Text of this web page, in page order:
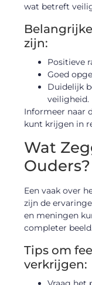
wat betreft
zijn:
Positieve
Goed
Duidelijk
veiligheid.
Informeer naar
kunt krijgen in
Wat
Ouders?
Een vaak over
zijn de
en meningen
completer
Tips om
verkrijgen: